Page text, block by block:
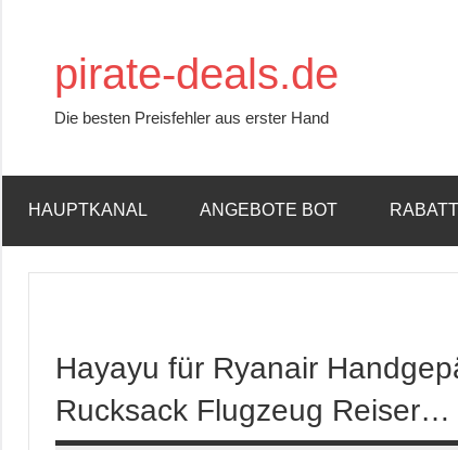
springenpirate-deals.de
Die besten Preisfehler aus erster Hand
HAUPTKANAL ANGEBOTE BOT
Hayayu für Ryanair
Rucksack Flugzeug Reiser…